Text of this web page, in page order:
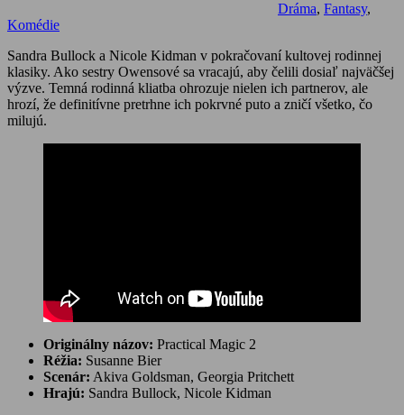
Dráma, Fantasy,
Komédie
Sandra Bullock a Nicole Kidman v pokračovaní kultovej rodinnej
klasiky. Ako sestry Owensové sa vracajú, aby čelili dosiaľ najväčšej
výzve. Temná rodinná kliatba ohrozuje nielen ich partnerov, ale
hrozí, že definitívne pretrhne ich pokrvné puto a zničí všetko, čo
milujú.
Originálny názov: Practical Magic 2
Réžia: Susanne Bier
Scenár: Akiva Goldsman, Georgia Pritchett
Hrajú: Sandra Bullock, Nicole Kidman